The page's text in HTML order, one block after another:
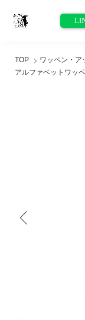
TOP
ワッペン・ア
アルファベットワッ